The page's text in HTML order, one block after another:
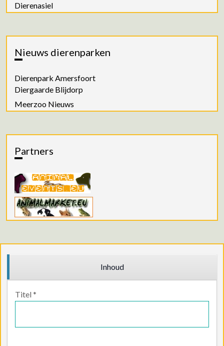
Dierenasiel
Nieuws dierenparken
Dierenpark Amersfoort
Diergaarde Blijdorp
Meerzoo Nieuws
Partners
Inhoud
Titel *